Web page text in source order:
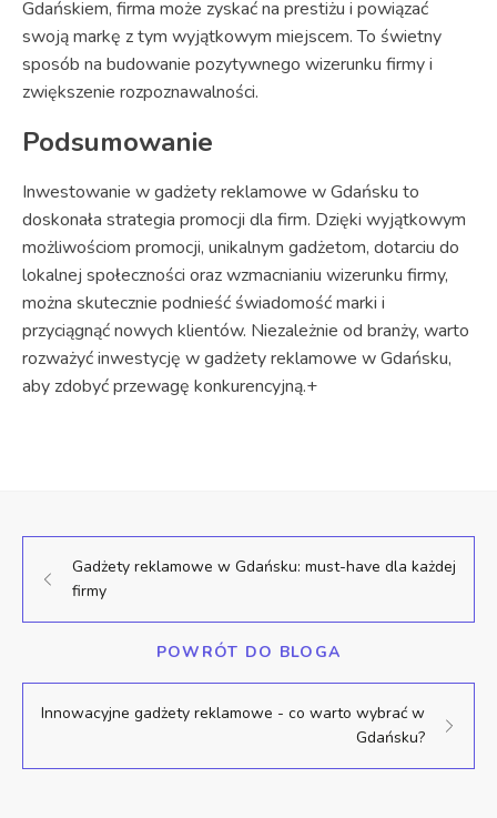
Gdańskiem, firma może zyskać na prestiżu i powiązać
swoją markę z tym wyjątkowym miejscem. To świetny
sposób na budowanie pozytywnego wizerunku firmy i
zwiększenie rozpoznawalności.
Podsumowanie
Inwestowanie w gadżety reklamowe w Gdańsku to
doskonała strategia promocji dla firm. Dzięki wyjątkowym
możliwościom promocji, unikalnym gadżetom, dotarciu do
lokalnej społeczności oraz wzmacnianiu wizerunku firmy,
można skutecznie podnieść świadomość marki i
przyciągnąć nowych klientów. Niezależnie od branży, warto
rozważyć inwestycję w gadżety reklamowe w Gdańsku,
aby zdobyć przewagę konkurencyjną.+
Gadżety reklamowe w Gdańsku: must-have dla każdej
firmy
POWRÓT DO BLOGA
Innowacyjne gadżety reklamowe - co warto wybrać w
Gdańsku?